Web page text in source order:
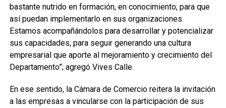
bastante nutrido en formación, en conocimiento, para que
así puedan implementarlo en sus organizaciones.
Estamos acompañándolos para desarrollar y potencializar
sus capacidades, para seguir generando una cultura
empresarial que aporte al mejoramiento y crecimiento del
Departamento”; agregó Vives Calle.
En ese sentido, la Cámara de Comercio reitera la invitación
a las empresas a vincularse con la participación de sus